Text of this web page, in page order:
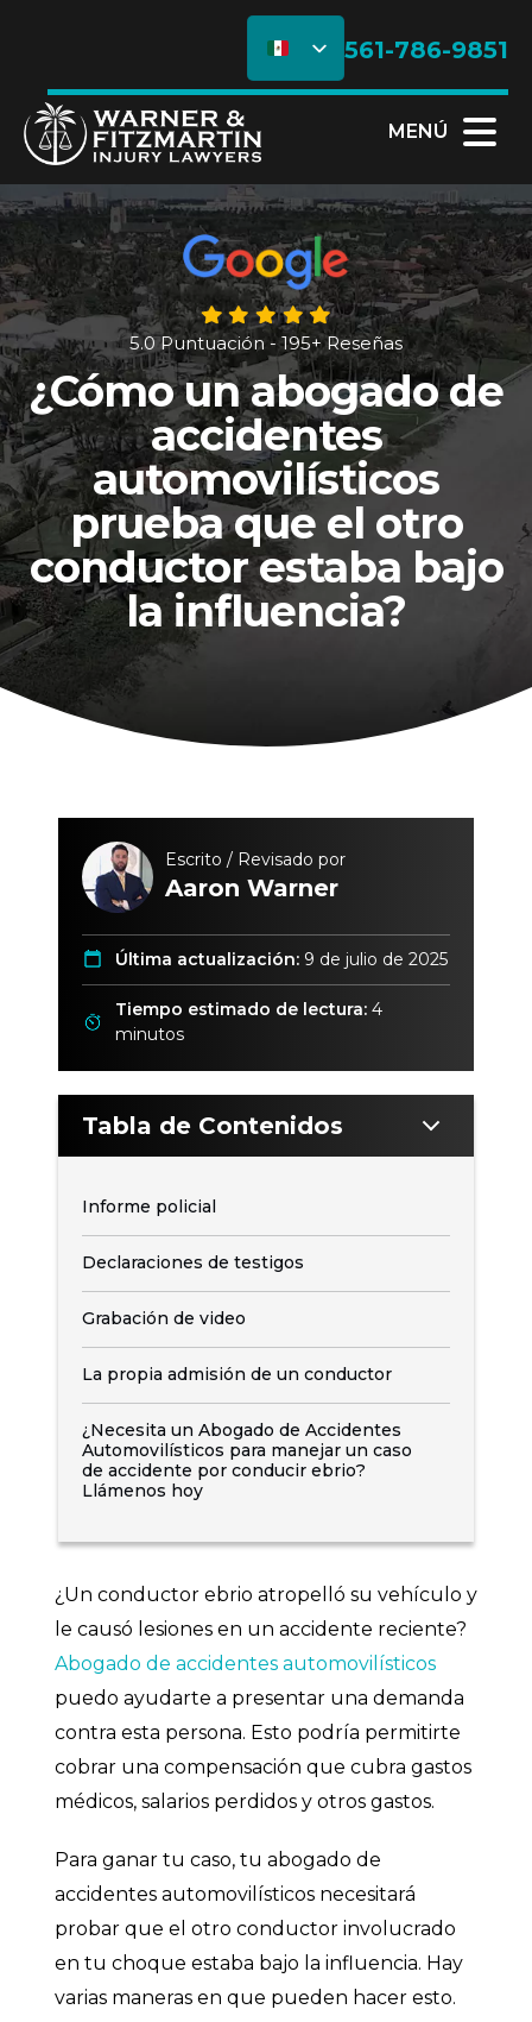
561-786-9851
MENÚ
5.0 Puntuación - 195+ Reseñas
¿Cómo un abogado de
accidentes
automovilísticos
prueba que el otro
conductor estaba bajo
la influencia?
Escrito / Revisado por
Aaron Warner
Última actualización: 9 de julio de 2025
Tiempo estimado de lectura: 4
minutos
Tabla de Contenidos
Informe policial
Declaraciones de testigos
Grabación de video
La propia admisión de un conductor
¿Necesita un Abogado de Accidentes
Automovilísticos para manejar un caso
de accidente por conducir ebrio?
Llámenos hoy
¿Un conductor ebrio atropelló su vehículo y
le causó lesiones en un accidente reciente?
Abogado de accidentes automovilísticos
puedo ayudarte a presentar una demanda
contra esta persona. Esto podría permitirte
cobrar una compensación que cubra gastos
médicos, salarios perdidos y otros gastos.
Para ganar tu caso, tu abogado de
accidentes automovilísticos necesitará
probar que el otro conductor involucrado
en tu choque estaba bajo la influencia. Hay
varias maneras en que pueden hacer esto.